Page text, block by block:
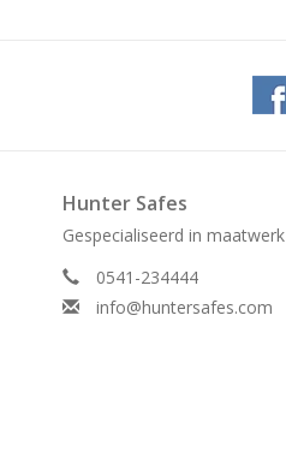
Hunter Safes
Gespecialiseerd in maatwerk
0541-234444
info@huntersafes.com